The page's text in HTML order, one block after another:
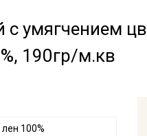
умягчением
190гр/м.кв
лен 100%